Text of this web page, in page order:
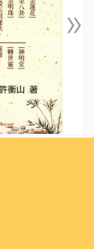
»下一